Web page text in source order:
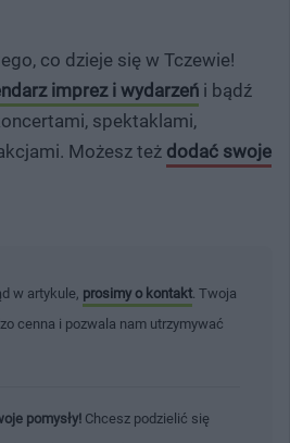
co dzieje się w Tczewie!
imprez i wydarzeń i bądź
spektaklami,
Możesz też dodać swoje
w artykule, prosimy o kontakt . Twoja
cenna i pozwala nam utrzymywać
pomysły! Chcesz podzielić się